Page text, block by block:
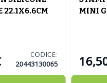
22.1X6.6CM
CODICE:
20443130065
MINI